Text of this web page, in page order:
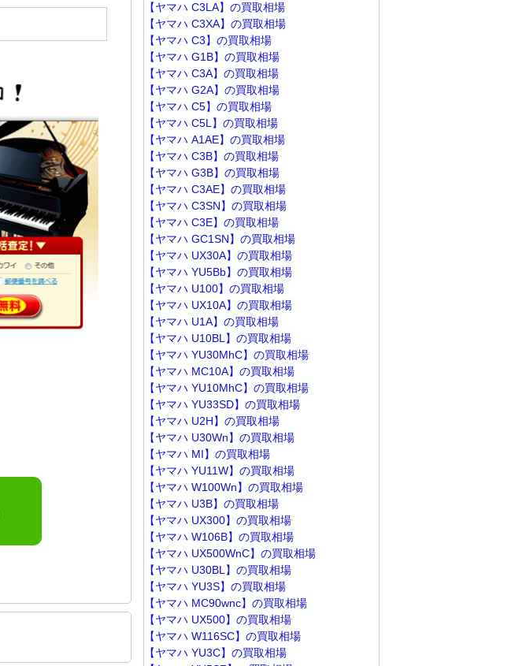
【ヤマハ C3LA】の買取相場
【ヤマハ C3XA】の買取相場
【ヤマハ C3】の買取相場
【ヤマハ G1B】の買取相場
【ヤマハ C3A】の買取相場
【ヤマハ G2A】の買取相場
【ヤマハ C5】の買取相場
【ヤマハ C5L】の買取相場
【ヤマハ A1AE】の買取相場
【ヤマハ C3B】の買取相場
【ヤマハ G3B】の買取相場
【ヤマハ C3AE】の買取相場
【ヤマハ C3SN】の買取相場
【ヤマハ C3E】の買取相場
【ヤマハ GC1SN】の買取相場
【ヤマハ UX30A】の買取相場
【ヤマハ YU5Bb】の買取相場
【ヤマハ U100】の買取相場
【ヤマハ UX10A】の買取相場
【ヤマハ U1A】の買取相場
【ヤマハ U10BL】の買取相場
【ヤマハ YU30MhC】の買取相場
【ヤマハ MC10A】の買取相場
【ヤマハ YU10MhC】の買取相場
【ヤマハ YU33SD】の買取相場
【ヤマハ U2H】の買取相場
【ヤマハ U30Wn】の買取相場
【ヤマハ MI】の買取相場
【ヤマハ YU11W】の買取相場
【ヤマハ W100Wn】の買取相場
【ヤマハ U3B】の買取相場
【ヤマハ UX300】の買取相場
【ヤマハ W106B】の買取相場
【ヤマハ UX500WnC】の買取相場
【ヤマハ U30BL】の買取相場
【ヤマハ YU3S】の買取相場
【ヤマハ MC90wnc】の買取相場
【ヤマハ UX500】の買取相場
【ヤマハ W116SC】の買取相場
【ヤマハ YU3C】の買取相場